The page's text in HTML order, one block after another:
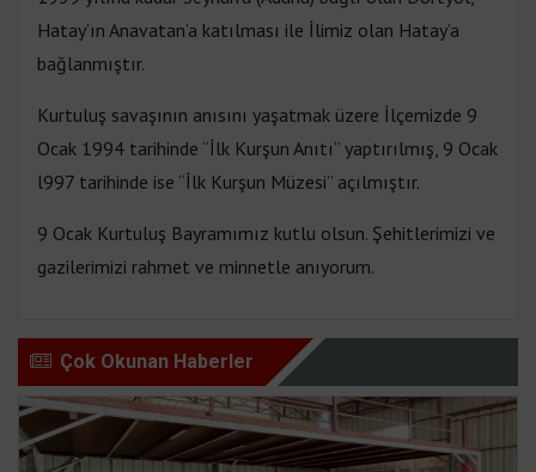
Hatay’ın Anavatan’a katılması ile İlimiz olan Hatay’a
bağlanmıştır.
Kurtuluş savaşının anısını yaşatmak üzere İlçemizde 9
Ocak 1994 tarihinde “İlk Kurşun Anıtı” yaptırılmış, 9 Ocak
l997 tarihinde ise “İlk Kurşun Müzesi” açılmıştır.
9 Ocak Kurtuluş Bayramımız kutlu olsun. Şehitlerimizi ve
gazilerimizi rahmet ve minnetle anıyorum.
Çok Okunan Haberler